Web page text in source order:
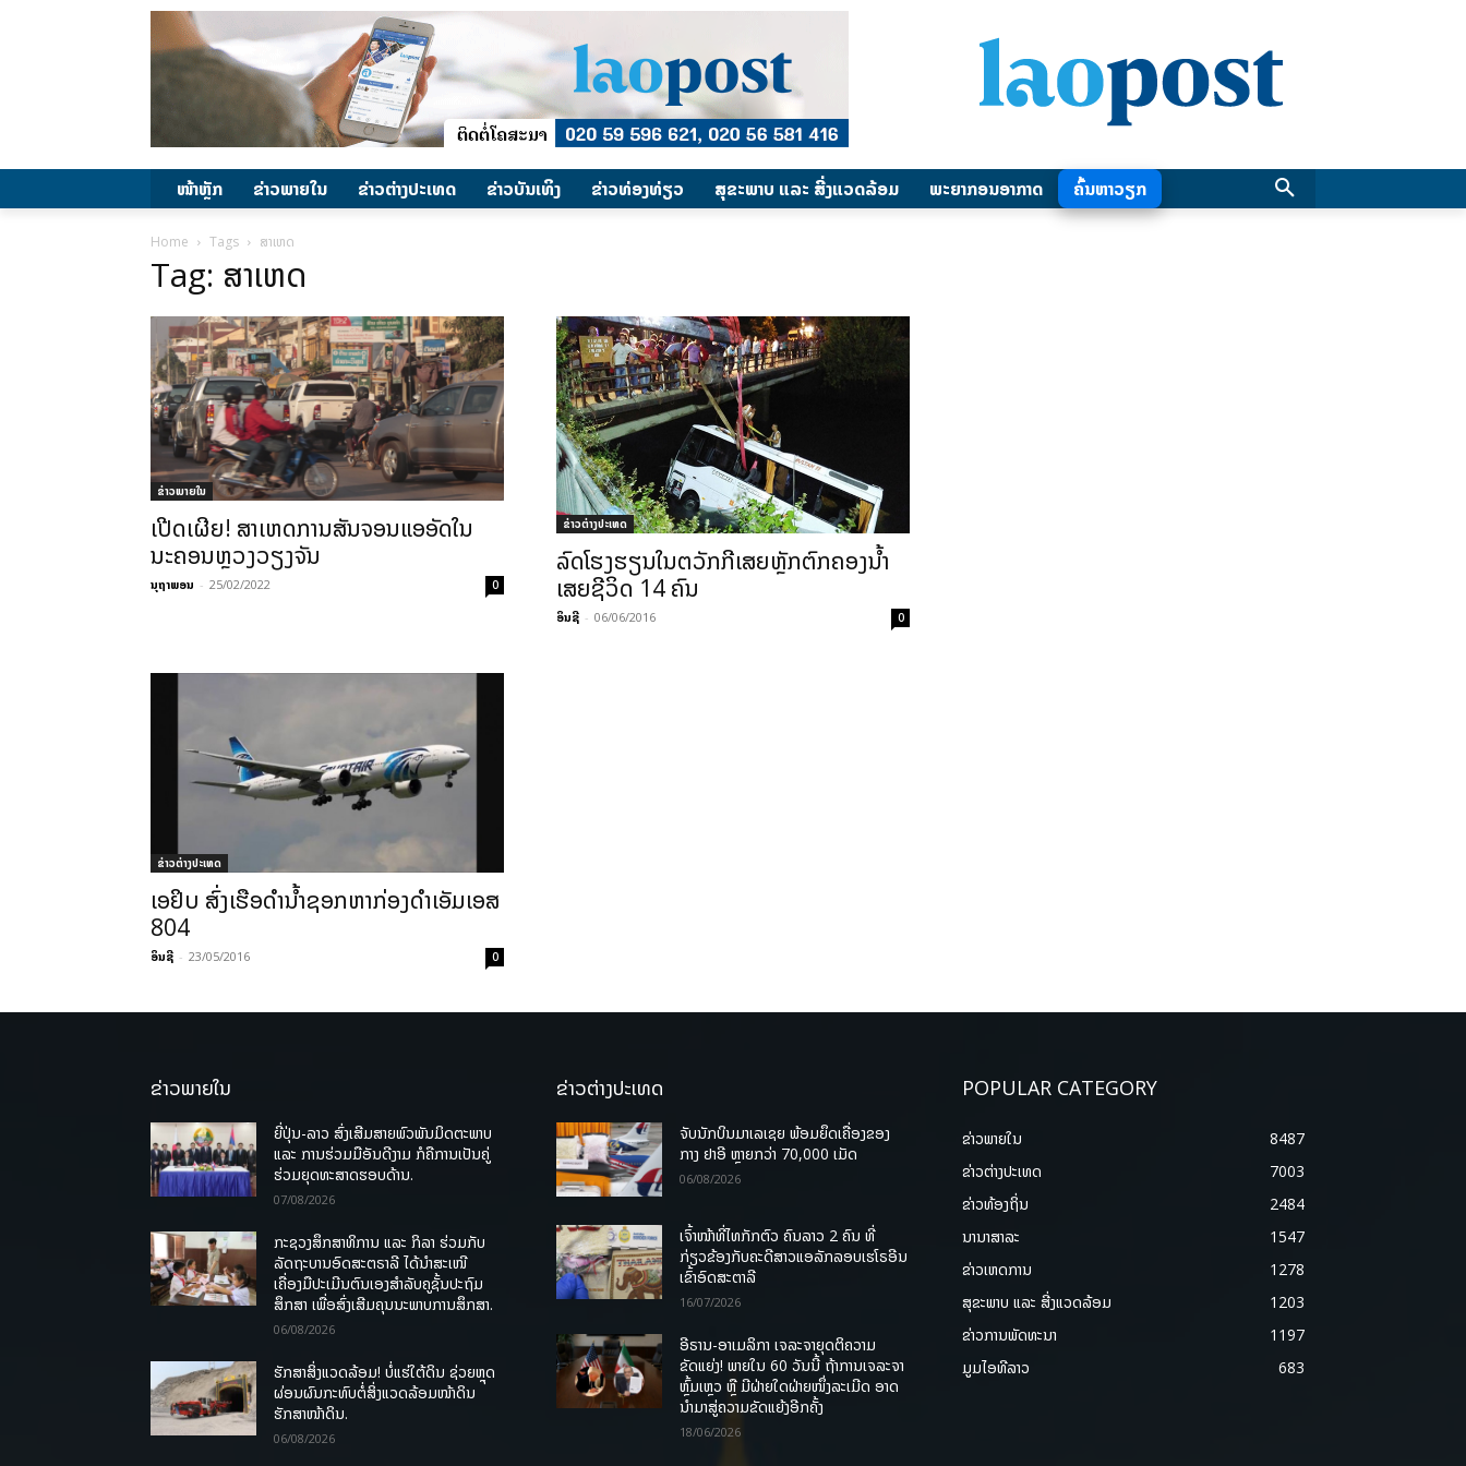
ໜ້າຫຼັກ ຂ່າວພາຍ​ໃນ ຂ່າວຕ່າງປະເທດ ​ຂ່າວບັນເທິງ ​ຂ່າວທ່ອງທ່ຽວ ສຸຂະພາບ ແລະ ສີ່ງແວດລ້ອມ ພະຍາກອນອາກາດ ຄົ້ນຫາວຽກ
Home Tags ສາເຫດ
Tag: ສາເຫດ
ຂ່າວພາຍ​ໃນ
ເປີດເຜີຍ! ສາເຫດການສັນຈອນແອອັດໃນ
ນະຄອນຫຼວງວຽງຈັນ
ນຸຖາພອນ - 25/02/2022 0
ຂ່າວຕ່າງປະເທດ
ລົດ​​ໂຮງ​ຮຽນ​​ໃນ​ຕວັກກີ​ເສຍ​ຫຼັກ​ຕົກ​ຄອງ​ນໍ້າ ​
ເສຍ​ຊີວິດ 14 ຄົນ
ອິນຊີ - 06/06/2016 0
ຂ່າວຕ່າງປະເທດ
ເອຢິບ ສົ່ງ​ເຮືອ​ດຳ​ນໍ້າຊອກ​ຫາ​ກ່ອງ​ດຳ​ເອັມ​ເອສ
804
ອິນຊີ - 23/05/2016 0
ຂ່າວພາຍໃນ
ຍີ່ປຸ່ນ-ລາວ ສົ່ງເສີມສາຍພົວພັນມິດຕະພາບ
ແລະ ການຮ່ວມມືອັນດີງາມ ກໍຄືການເປັນຄູ່
ຮ່ວມຍຸດທະສາດຮອບດ້ານ.
07/08/2026
ກະຊວງສຶກສາທິການ ແລະ ກິລາ ຮ່ວມກັບ
ລັດຖະບານອົດສະຕຣາລີ ໄດ້ນຳສະເໜີ
ເຄື່ອງມືປະເມີນຕົນເອງສຳລັບຄູຊັ້ນປະຖົມ
ສຶກສາ ເພື່ອສົ່ງເສີມຄຸນນະພາບການສຶກສາ.
06/08/2026
ຮັກສາສິ່ງແວດລ້ອມ! ບໍ່ແຮ່ໃຕ້ດິນ ຊ່ວຍຫຼຸດ
ຜ່ອນຜົນກະທົບຕໍ່ສິ່ງແວດລ້ອມໜ້າດິນ
ຮັກສາໜ້າດິນ.
06/08/2026
ຂ່າວຕ່າງປະເທດ
ຈັບນັກບິນມາເລເຊຍ ພ້ອມຍຶດເຄື່ອງຂອງ
ກາງ ຢາອີ ຫຼາຍກວ່າ 70,000 ເມັດ
06/08/2026
ເຈົ້າໜ້າທີ່ໄທກັກຕົວ ຄົນລາວ 2 ຄົນ ທີ່
ກ່ຽວຂ້ອງກັບຄະດີສາວແອລັກລອບເຮໂຣອີນ
ເຂົ້າອົດສະຕາລີ
16/07/2026
ອີຣານ-ອາເມລິກາ ເຈລະຈາຍຸດຕິຄວາມ
ຂັດແຍ່ງ! ພາຍໃນ 60 ວັນນີ້ ຖ້າການເຈລະຈາ
ຫຼົ້ມເຫຼວ ຫຼື ມີຝ່າຍໃດຝ່າຍໜຶ່ງລະເມີດ ອາດ
ນໍາມາສູ່ຄວາມຂັດແຍ້ງອີກຄັ້ງ
18/06/2026
POPULAR CATEGORY
ຂ່າວພາຍ​ໃນ
8487
ຂ່າວຕ່າງປະເທດ
7003
ຂ່າວທ້ອງຖິ່ນ
2484
ນານາສາລະ
1547
ຂ່າວເຫດການ
1278
ສຸຂະພາບ ແລະ ສີ່ງແວດລ້ອມ
1203
ຂ່າວການພັດທະນາ
1197
ມູມໄອທີລາວ
683